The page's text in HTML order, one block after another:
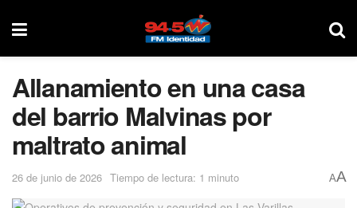
Allanamiento en una casa
del barrio Malvinas por
maltrato animal
26 de junio de 2026 Tiempo de lectura: 1 minuto AA